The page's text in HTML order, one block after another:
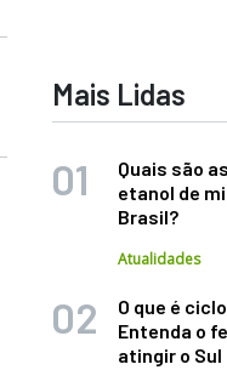
Mais Lidas
Quais são
etanol de
Brasil?
Atualidades
O que é
Entenda o
atingir o Sul